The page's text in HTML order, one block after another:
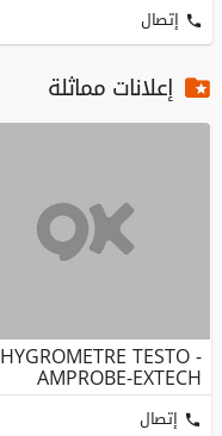
إتصال
إعلانات مماثلة
HYGROMETRE TESTO -
AMPROBE-EXTECH
إتصال